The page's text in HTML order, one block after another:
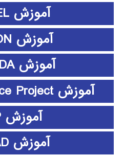
آموزش LISREL
آموزش LUMION
آموزش MAXQDA
آموزش Microsoft Office Project
آموزش PHP
آموزش PSCAD